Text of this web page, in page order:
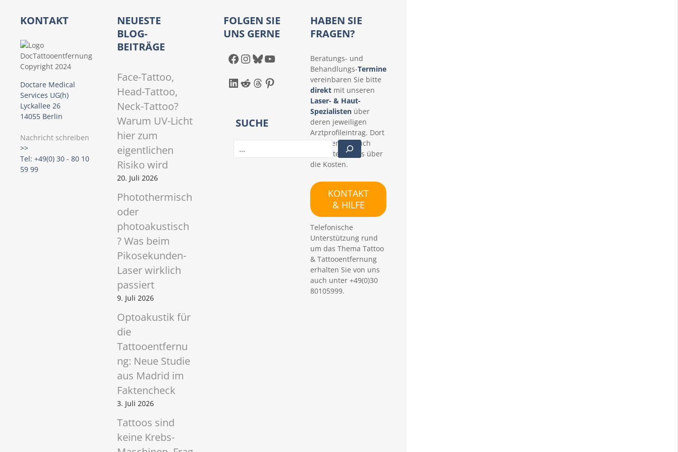
i
g
a
t
i
o
n
KONTAKT
Doctare Medical
Services UG(h)
Lyckallee 26
14055 Berlin
Nachricht schreiben
>>
Tel: +49(0) 30 - 80 10
59 99
NEUESTE
BLOG-
BEITRÄGE
Face-Tattoo,
Head-Tattoo,
Neck-Tattoo?
Warum UV-Licht
hier zum
eigentlichen
Risiko wird
20. Juli 2026
Photothermisch
oder
photoakustisch
? Was beim
Pikosekunden-
Laser wirklich
passiert
9. Juli 2026
Optoakustik für
die
Tattooentfernu
ng: Neue Studie
aus Madrid im
Faktencheck
3. Juli 2026
Tattoos sind
keine Krebs-
FOLGEN SIE
UNS GERNE
Facebook InstagramBluesky YouTube
LinkedIn Reddit Threads Pinterest
SUCHE
HABEN SIE
FRAGEN?
Beratungs- und
Behandlungs-Termine
vereinbaren Sie bitte
direktmit unseren
Laser- & Haut-
Spezialistenüber
deren jeweiligen
Arztprofileintrag. Dort
erfahren Sie auch
konkrete Details über
die Kosten.
KONTAKT
& HILFE
Telefonische
Unterstützung rund
um das Thema Tattoo
& Tattooentfernung
erhalten Sie von uns
auch unter +49(0)30
80105999.